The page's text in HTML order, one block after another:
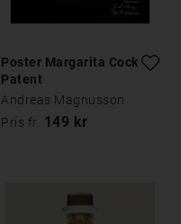
Poster Margarita Cocktail
Patent
Andreas Magnusson
Pris fr. 149 kr